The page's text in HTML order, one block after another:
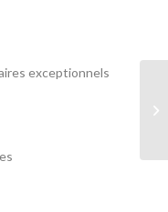
exceptionnels